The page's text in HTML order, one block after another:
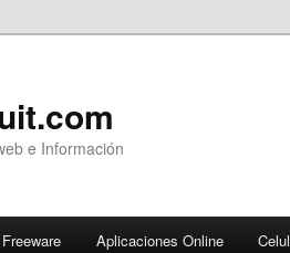
e Información
Freeware Aplicaciones Online